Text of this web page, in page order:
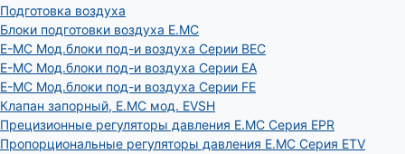
Подготовка воздуха
Блоки подготовки воздуха E.MC
E-MC Мод.блоки под-и воздуха Серии BEC
E-MC Мод.блоки под-и воздуха Серии EA
E-MC Мод.блоки под-и воздуха Серии FE
Клапан запорный, E.MC мод. EVSH
Прецизионные регуляторы давления E.MC Серия EPR
Пропорциональные регуляторы давления E.MC Серия ETV